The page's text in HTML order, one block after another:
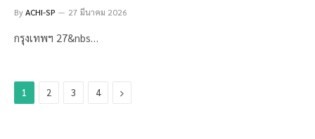
ByACHI-SP 27 มีนาคม 2026
กรุงเทพฯ 27&nbs…
1 2 3 4 Next